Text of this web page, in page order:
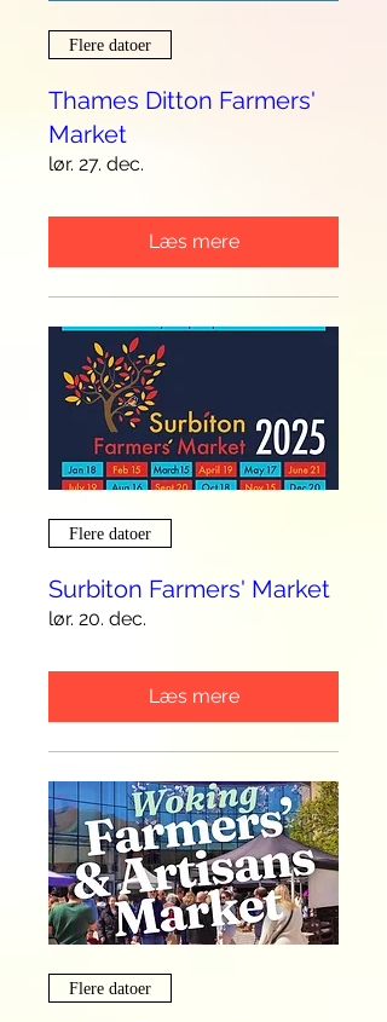
Flere datoer
Thames Ditton Farmers'
Market
lør. 27. dec.
Læs mere
Flere datoer
Surbiton Farmers' Market
lør. 20. dec.
Læs mere
Flere datoer